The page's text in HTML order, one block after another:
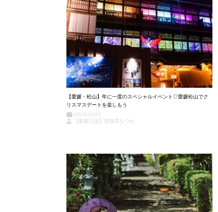
【愛媛・松山】年に一度のスペシャルイベント♡愛媛松山でク
リスマスデートを楽しもう
2023/12/01
【愛媛公認】曽我美なつめ